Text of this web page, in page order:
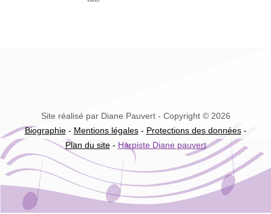
Site réalisé par Diane Pauvert - Copyright © 2026
Biographie- Mentions légales- Protections des données-
Plan du site- Harpiste Diane pauvert